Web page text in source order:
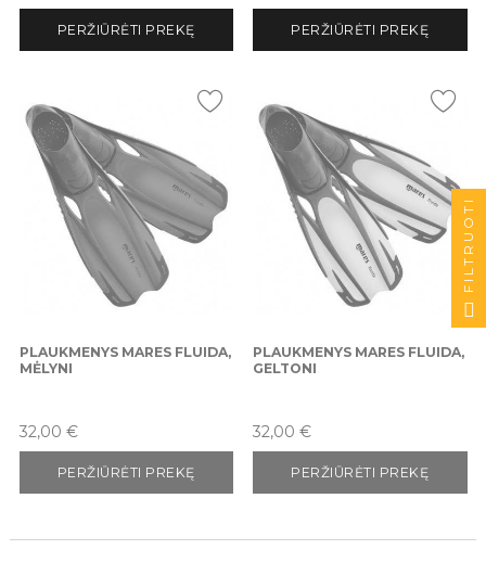
PERŽIŪRĖTI PREKĘ PERŽIŪRĖTI PREKĘ
PLAUKMENYS MARES FLUIDA,
MĖLYNI
Kaina
32,00 €
PERŽIŪRĖTI PREKĘ
PLAUKMENYS MARES FLUIDA,
GELTONI
Kaina
32,00 €
PERŽIŪRĖTI PREKĘ
FILTRUOTI